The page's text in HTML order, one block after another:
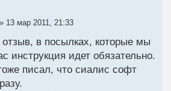
» 13 мар 2011, 21:33
отзыв, в посылках, которые мы
инструкция идет обязательно.
писал, что сиалис софт